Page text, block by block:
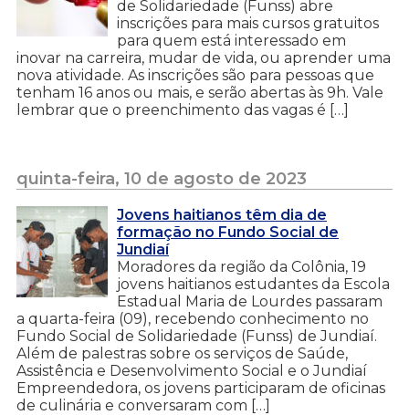
de Solidariedade (Funss) abre
inscrições para mais cursos gratuitos
para quem está interessado em
inovar na carreira, mudar de vida, ou aprender uma
nova atividade. As inscrições são para pessoas que
tenham 16 anos ou mais, e serão abertas às 9h. Vale
lembrar que o preenchimento das vagas é […]
quinta-feira, 10 de agosto de 2023
Jovens haitianos têm dia de
formação no Fundo Social de
Jundiaí
Moradores da região da Colônia, 19
jovens haitianos estudantes da Escola
Estadual Maria de Lourdes passaram
a quarta-feira (09), recebendo conhecimento no
Fundo Social de Solidariedade (Funss) de Jundiaí.
Além de palestras sobre os serviços de Saúde,
Assistência e Desenvolvimento Social e o Jundiaí
Empreendedora, os jovens participaram de oficinas
de culinária e conversaram com […]